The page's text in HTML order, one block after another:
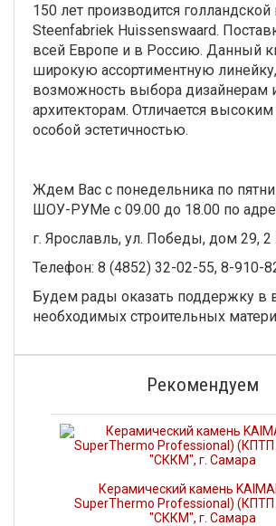
150 лет производится
Steenfabriek Huissenswaard.
всей Европе и в Россию. Данный
широкую ассортиментную
возможность выбора дизайнерам
архитекторам. Отличается
особой эстетичностью.
Ждем Вас с понедельника по
ШОУ-РУМе с 09.00 до 18.00 по
г. Ярославль, ул. Победы, дом 29, 2
Телефон: 8 (4852) 32-02-55, 8-910-
Будем рады оказать поддержку в
необходимых строительных
Рекомендуем
Керамический камень
SuperThermo Professional) (КПТП
"СККМ", г. Самара